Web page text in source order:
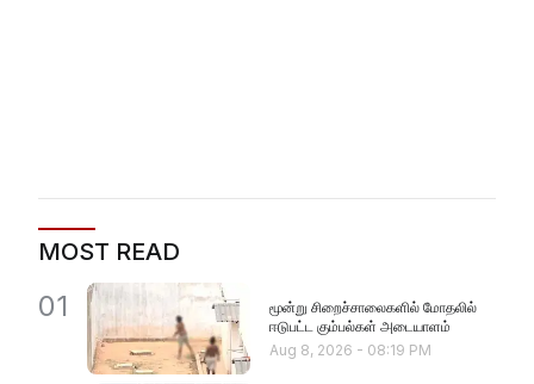
MOST READ
01
மூன்று சிறைச்சாலைகளில் மோதலில்
ஈடுபட்ட கும்பல்கள் அடையாளம்
Aug 8, 2026 - 08:19 PM